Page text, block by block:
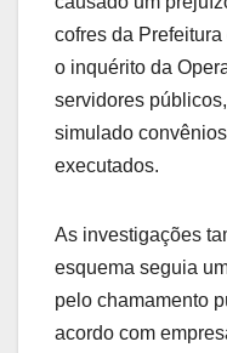
cofres da
o inquérito da
servidores
simulado
executados.
As investigações
esquema seguia
pelo chamamento
acordo com